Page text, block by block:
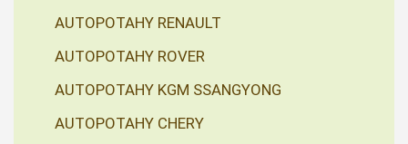
AUTOPOTAHY RENAULT
AUTOPOTAHY ROVER
AUTOPOTAHY KGM SSANGYONG
AUTOPOTAHY CHERY